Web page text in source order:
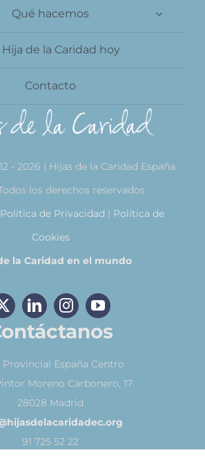
Qué hacemos
Hija de la Caridad hoy
Contacto
- 2026 | Hijas de la Caridad España
los derechos reservados
Política de Privacidad | Política de
Cookies
la Caridad en el mundo
Provincial España Centro
Moreno Carbonero, 17
28028 Madrid
91 725 52 22